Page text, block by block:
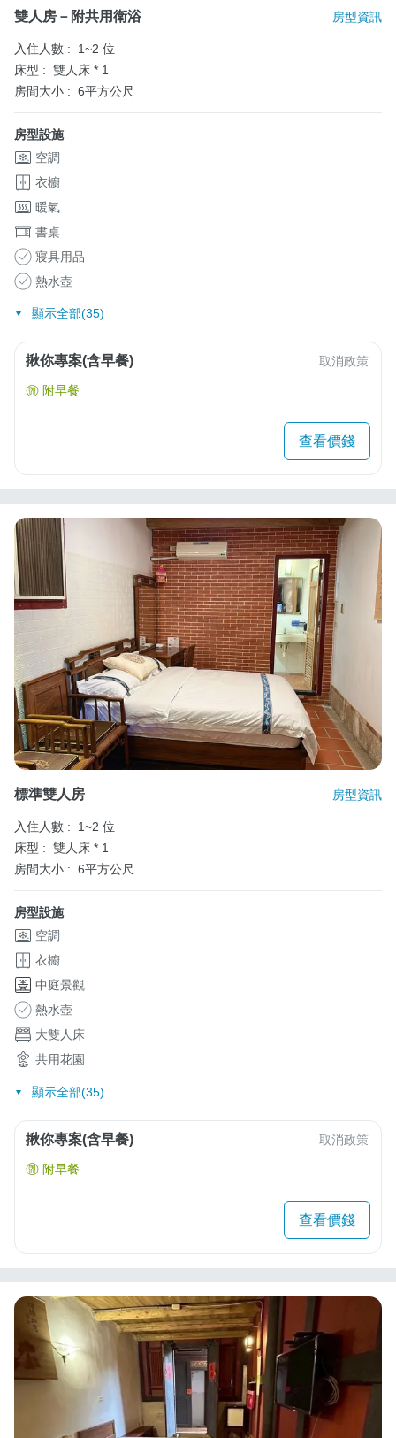
雙人房－附共用衛浴 房型資訊
入住人數 :
1~2 位
床型 : 雙人床 * 1
房間大小 : 6平方公尺
房型設施
空調
衣櫥
暖氣
書桌
寢具用品
熱水壺
顯示全部(35)
揪你專案(含早餐) 取消政策
附早餐
查看價錢
標準雙人房 房型資訊
入住人數 :
1~2 位
床型 : 雙人床 * 1
房間大小 : 6平方公尺
房型設施
空調
衣櫥
中庭景觀
熱水壺
大雙人床
共用花園
顯示全部(35)
揪你專案(含早餐) 取消政策
附早餐
查看價錢